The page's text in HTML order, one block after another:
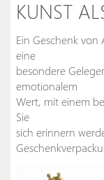
KUNST
Ein Geschenk
eine
besondere
emotionalem
Wert, mit einem
Sie
sich erinnern